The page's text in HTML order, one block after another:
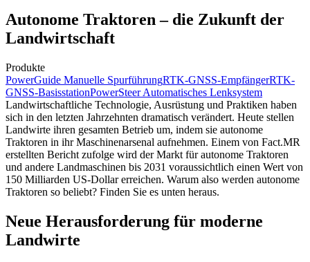
Autonome Traktoren – die Zukunft der
Landwirtschaft
Produkte
PowerGuide Manuelle SpurführungRTK-GNSS-EmpfängerRTK-
GNSS-BasisstationPowerSteer Automatisches Lenksystem
Landwirtschaftliche Technologie, Ausrüstung und Praktiken haben
sich in den letzten Jahrzehnten dramatisch verändert. Heute stellen
Landwirte ihren gesamten Betrieb um, indem sie autonome
Traktoren in ihr Maschinenarsenal aufnehmen. Einem von Fact.MR
erstellten Bericht zufolge wird der Markt für autonome Traktoren
und andere Landmaschinen bis 2031 voraussichtlich einen Wert von
150 Milliarden US-Dollar erreichen. Warum also werden autonome
Traktoren so beliebt? Finden Sie es unten heraus.
Neue Herausforderung für moderne
Landwirte